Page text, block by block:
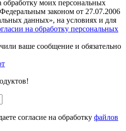
обработку моих персональных
законом от 27.07.2006
данных», на условиях и для
на обработку персональных
ваше сообщение и обязательно
согласие на обработку файлов